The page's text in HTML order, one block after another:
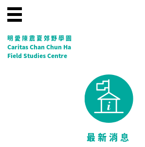
明愛陳震夏郊野學園
Caritas Chan Chun Ha
Field Studies Centre
最新消息